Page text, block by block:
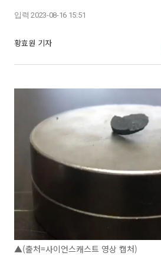
입력 2023-08-16 15:51
황효원 기자
▲(출처=사이언스캐스트 영상 캡처)